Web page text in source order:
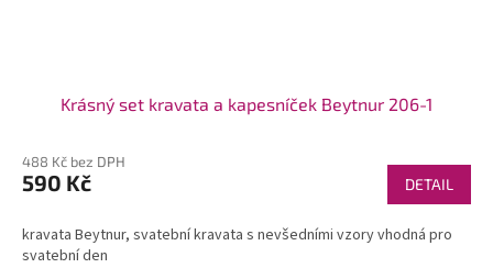
Krásný set kravata a kapesníček Beytnur 206-1
488 Kč bez DPH
590 Kč DETAIL
kravata Beytnur, svatební kravata s nevšedními vzory vhodná pro
svatební den